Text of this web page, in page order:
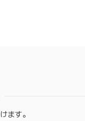
ます。